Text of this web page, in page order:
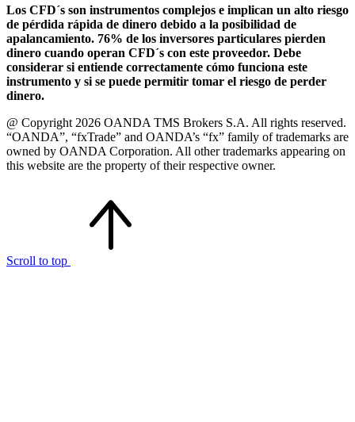
Los CFD´s son instrumentos complejos e implican un alto riesgo
de pérdida rápida de dinero debido a la posibilidad de
apalancamiento. 76% de los inversores particulares pierden
dinero cuando operan CFD´s con este proveedor. Debe
considerar si entiende correctamente cómo funciona este
instrumento y si se puede permitir tomar el riesgo de perder
dinero.
@ Copyright 2026 OANDA TMS Brokers S.A. All rights reserved.
“OANDA”, “fxTrade” and OANDA’s “fx” family of trademarks are
owned by OANDA Corporation. All other trademarks appearing on
this website are the property of their respective owner.
Scroll to top